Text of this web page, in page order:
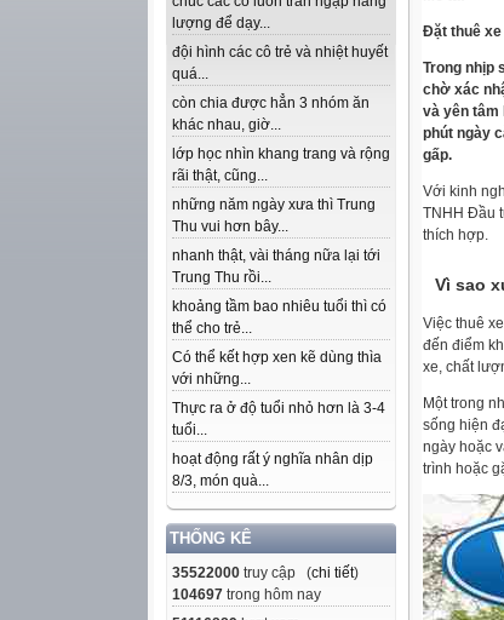
lượng để dạy...
đội hình các cô trẻ và nhiệt huyết
quá...
còn chia được hẳn 3 nhóm ăn
khác nhau, giờ...
lớp học nhìn khang trang và rộng
rãi thật, cũng...
những năm ngày xưa thì Trung
Thu vui hơn bây...
nhanh thật, vài tháng nữa lại tới
Trung Thu rồi...
khoảng tầm bao nhiêu tuổi thì có
thể cho trẻ...
Có thể kết hợp xen kẽ dùng thìa
với những...
Thực ra ở độ tuổi nhỏ hơn là 3-4
tuổi...
hoạt động rất ý nghĩa nhân dịp
8/3, món quà...
THỐNG KÊ
35522000 truy cập (chi tiết)
104697 trong hôm nay
Đặt thuê xe
Trong nhịp
chờ xác
và yên tâm
phút ngày
gấp.
Với kinh
TNHH Đầu
thích hợp.
Vì sao
Việc thuê
đến điểm
xe, chất
Một trong
sống hiện
ngày hoặc
trình hoặc